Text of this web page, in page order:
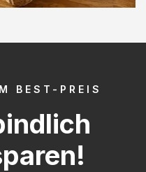
BEST-PREIS